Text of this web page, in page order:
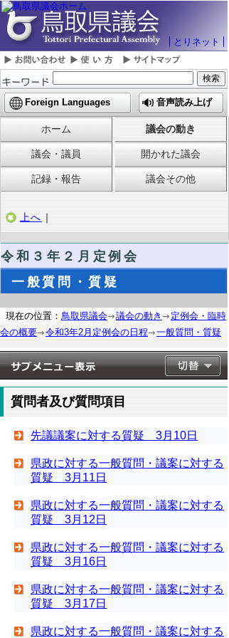
とりネット
Foreign Languages 音声読み上げ
ホーム 議会の動き
議会・議員 開かれた議会
記録・報告 議会その他
上へ ｜
令和３年２月定例会
一般質問・質疑
現在の位置： 鳥取県議会 議会の動き
定例会・臨時
会の概要
令和3年2月定例会の日程 一般質問・質疑
質問者及び質問項目
先議議案に対する質疑 3月10日
県政に対する一般質問・議案に対する
質疑 3月11日
県政に対する一般質問・議案に対する
質疑 3月12日
県政に対する一般質問・議案に対する
質疑 3月16日
県政に対する一般質問・議案に対する
質疑 3月17日
県政に対する一般質問・議案に対する